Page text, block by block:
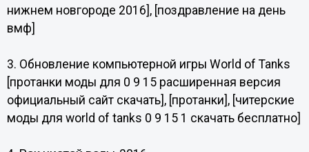
нижнем новгороде 2016], [поздравление на день
вмф]
3. Обновление компьютерной игры World of Tanks
[протанки моды для 0 9 15 расширенная версия
официальный сайт скачать], [протанки], [читерские
моды для world of tanks 0 9 15 1 скачать бесплатно]